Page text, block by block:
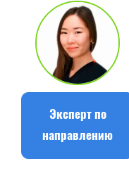
Эксперт по
направлению